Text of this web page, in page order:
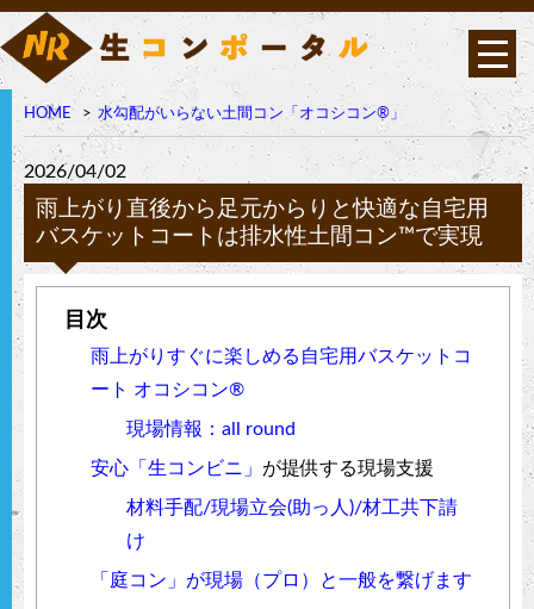
オコシコン®︎は高い透水
性を持ちながら表面強
度・曲げ強度に優れたポ
ーラス構造の高強度コン
クリート
HOME 水勾配がいらない土間コン「オコシコン®︎」
2026/04/02
雨上がり直後から足元からりと快適な自宅用
バスケットコートは排水性土間コン™︎で実現
雨上がりすぐに楽しめる自宅用バスケットコ
ート オコシコン®︎
現場情報：all round
安心 「生コンビニ」 が提供する現場支援
材料手配/現場立会(助っ人)/材工共下請
け
「庭コン」が現場（プロ）と一般を繋げます